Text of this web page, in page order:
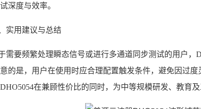
深度与效率。
实用建议与总结
需要频繁处理瞬态信号或进行多通道同步测试的用户，
的是，用户在使用时应合理配置触发条件，避免因过
在兼顾性价比的同时，为中等规模研发、教育